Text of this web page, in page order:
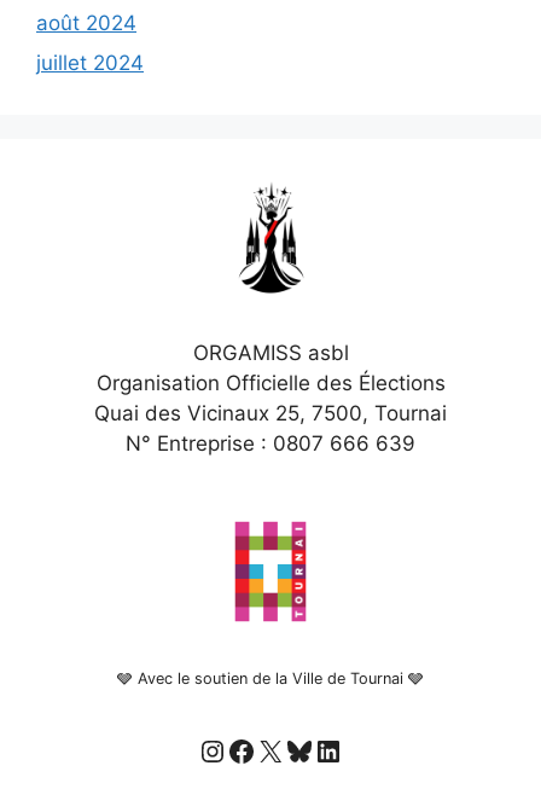
août 2024
juillet 2024
ORGAMISS asbl
Organisation Officielle des Élections
Quai des Vicinaux 25, 7500, Tournai
N° Entreprise : 0807 666 639
🩶 Avec le soutien de la Ville de Tournai 🩶
Instagram
Facebook
X Bluesky
LinkedIn